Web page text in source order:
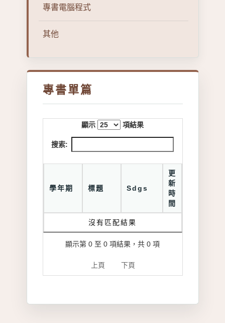
專書電腦程式
其他
專書單篇
顯示 項結果
搜索:
學年期 標題 Sdgs
更
新
時
間
沒有匹配結果
顯示第 0 至 0 項結果，共 0 項
上頁 下頁